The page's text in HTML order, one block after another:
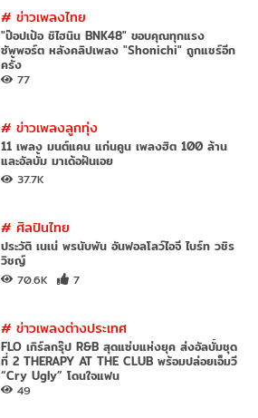
#ข่าวเพลงไทย
"ป๊อปเป้อ ชิไฮนิน BNK48" ขอบคุณทุกแรง
ซัพพอร์ต หลังคลิปเพลง "Shonichi" ถูกแชร์อีก
ครั้ง
77
#ข่าวเพลงลูกทุ่ง
11 เพลง มนต์แคน แก่นคูน เพลงฮิต 100 ล้าน
และอัลบั้ม มาเด้อฝันเอย
37.7K
#ศิลปินไทย
ประวัติ เนเน่ พรนับพัน อันฟอลโลว์ไอจี ไบร์ท วชิร
วิชญ์
70.6K 7
#ข่าวเพลงต่างประเทศ
FLO เกิร์ลกรุ๊ป R&B สุดแซ่บแห่งยุค ส่งอัลบั้มชุด
ที่ 2 THERAPY AT THE CLUB พร้อมปล่อยเอ็มวี
“Cry Ugly” โดนใจแฟน
49